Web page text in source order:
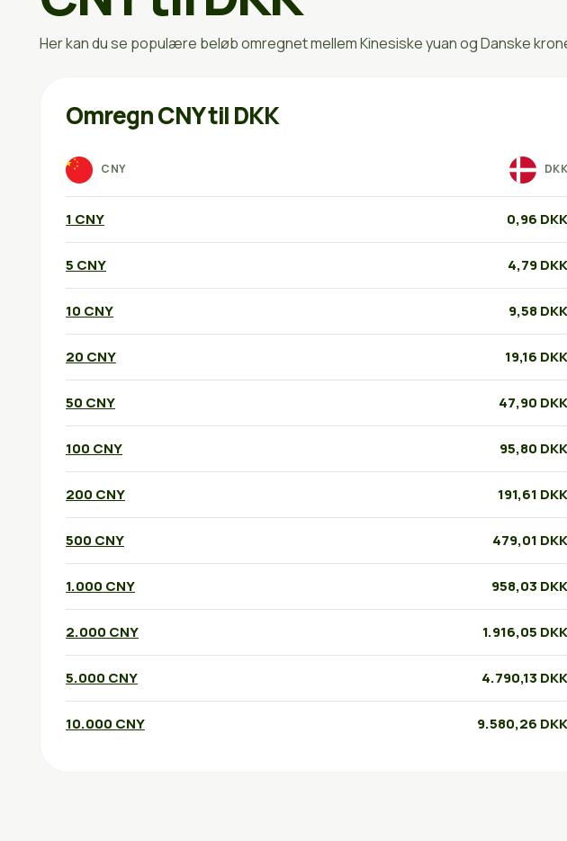
Her kan du se populære beløb omregnet mellem Kinesiske yuan og Danske
Omregn CNY til DKK
CNY DKK
1 CNY 0,96 DKK
5 CNY 4,79 DKK
10 CNY 9,58 DKK
20 CNY 19,16 DKK
50 CNY 47,90 DKK
100 CNY 95,80 DKK
200 CNY 191,61 DKK
500 CNY 479,01 DKK
1.000 CNY 958,03 DKK
2.000 CNY 1.916,05 DKK
5.000 CNY 4.790,13 DKK
10.000 CNY 9.580,26 DKK